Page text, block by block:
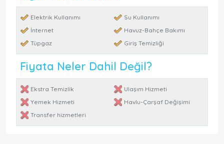
Elektrik Kullanımı
Su Kullanımı
İnternet
Havuz-Bahçe Bakımı
Tüpgaz
Giriş Temizliği
Fiyata Neler Dahil Değil?
Ekstra Temizlik
Ulaşım Hizmeti
Yemek Hizmeti
Havlu-Çarşaf Değişimi
Transfer hizmetleri